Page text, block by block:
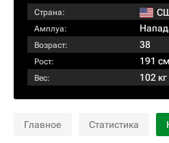
Страна:
Амплуа:
Возраст: 38
Рост: 191 см
Вес: 102 кг
Главное Статистика